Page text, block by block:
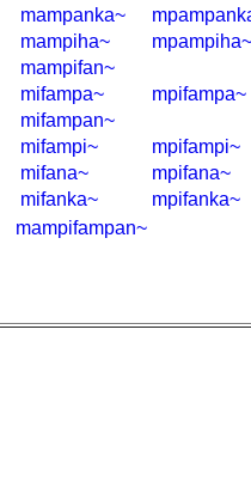
mampanka~
mampiha~
mpampiha~
mampifan~
mifampa~
mpifampa~
mifampan~
mifampi~
mpifampi~
mifana~
mpifana~
mifanka~
mpifanka~
mampifampan~